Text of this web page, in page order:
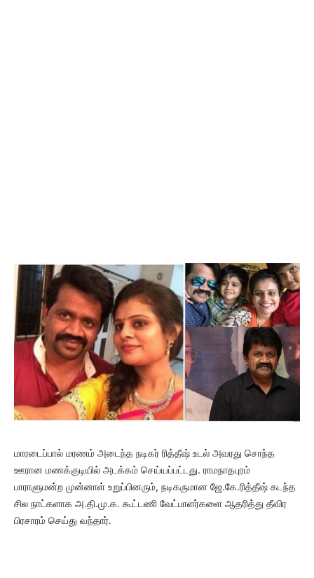
மாரடைப்பால் மரணம் அடைந்த நடிகர் ரித்தீஷ் உடல் அவரது சொந்த
ஊரான மணக்குடியில் அடக்கம் செய்யப்பட்டது. ராமநாதபுரம்
பாராளுமன்ற முன்னாள் உறுப்பினரும், நடிகருமான ஜே.கே.ரித்தீஷ் கடந்த
சில நாட்களாக அ.தி.மு.க. கூட்டணி வேட்பாளர்களை ஆதரித்து தீவிர
பிரசாரம் செய்து வந்தார்.